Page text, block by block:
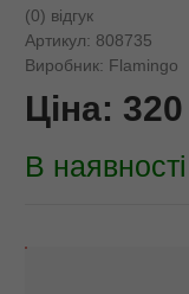
(0) відгук
Артикул: 808735
Виробник: Flamingo
Ціна: 320
В наявності